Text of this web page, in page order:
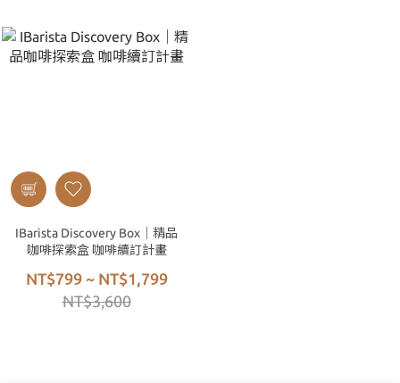
IBarista Discovery Box｜精品
咖啡探索盒 咖啡續訂計畫
NT$799 ~ NT$1,799
NT$3,600